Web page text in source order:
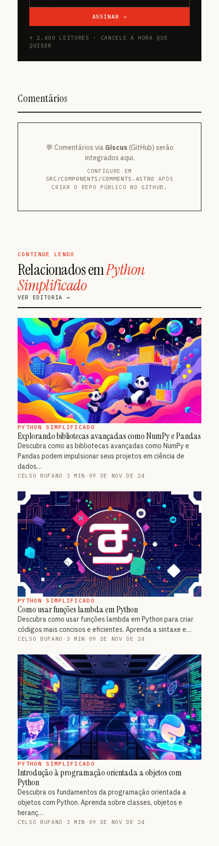
ASSINAR →
+ 2.400 LEITORES · CANCELE A HORA QUE
QUISER
Comentários
💬 Comentários via Giscus (GitHub) serão
integrados aqui.
CONFIGURE EM
SRC/COMPONENTS/COMMENTS.ASTRO
APÓS
CRIAR O REPO PÚBLICO NO GITHUB.
CONTINUE LENDO
Relacionados emPython
Simplificado
VER EDITORIA →
PYTHON SIMPLIFICADO
Explorando bibliotecas avançadas como NumPy e Pandas
Descubra como as bibliotecas avançadas como NumPy e
Pandas podem impulsionar seus projetos em ciência de
dados…
CELSO BUFANO · 3 MIN · 09 DE NOV DE 24
PYTHON SIMPLIFICADO
Como usar funções lambda em Python
Descubra como usar funções lambda em Python para criar
códigos mais concisos e eficientes. Aprenda a sintaxe e…
CELSO BUFANO · 3 MIN · 09 DE NOV DE 24
PYTHON SIMPLIFICADO
Introdução à programação orientada a objetos com
Python
Descubra os fundamentos da programação orientada a
objetos com Python. Aprenda sobre classes, objetos e
heranç…
CELSO BUFANO · 3 MIN · 09 DE NOV DE 24